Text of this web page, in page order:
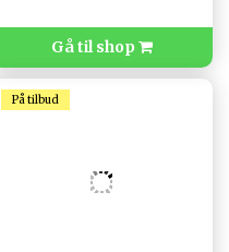
Gå til shop
På tilbud